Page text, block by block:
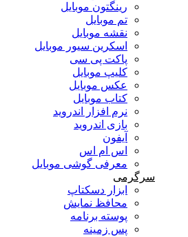
رینگتون موبایل
تم موبایل
نقشه موبایل
اسکرین سیور موبایل
پاکت پی سی
کلیپ موبایل
عکس موبایل
کتاب موبایل
نرم افزار اندروید
بازی اندروید
آیفون
اس ام اس
معرفی گوشی موبایل
سرگرمی
ابزار دسکتاپ
محافظ نمایش
پوسته برنامه
پس زمینه